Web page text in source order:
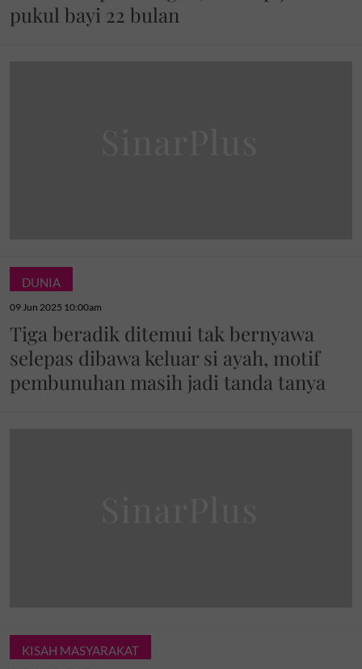
pukul bayi 22 bulan
DUNIA
09 Jun 2025 10:00am
Tiga beradik ditemui tak bernyawa
selepas dibawa keluar si ayah, motif
pembunuhan masih jadi tanda tanya
KISAH MASYARAKAT